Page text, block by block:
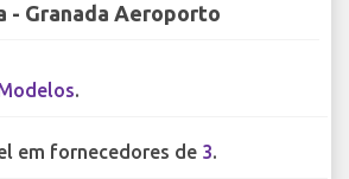
- Granada Aeroporto
.
em fornecedores de 3.